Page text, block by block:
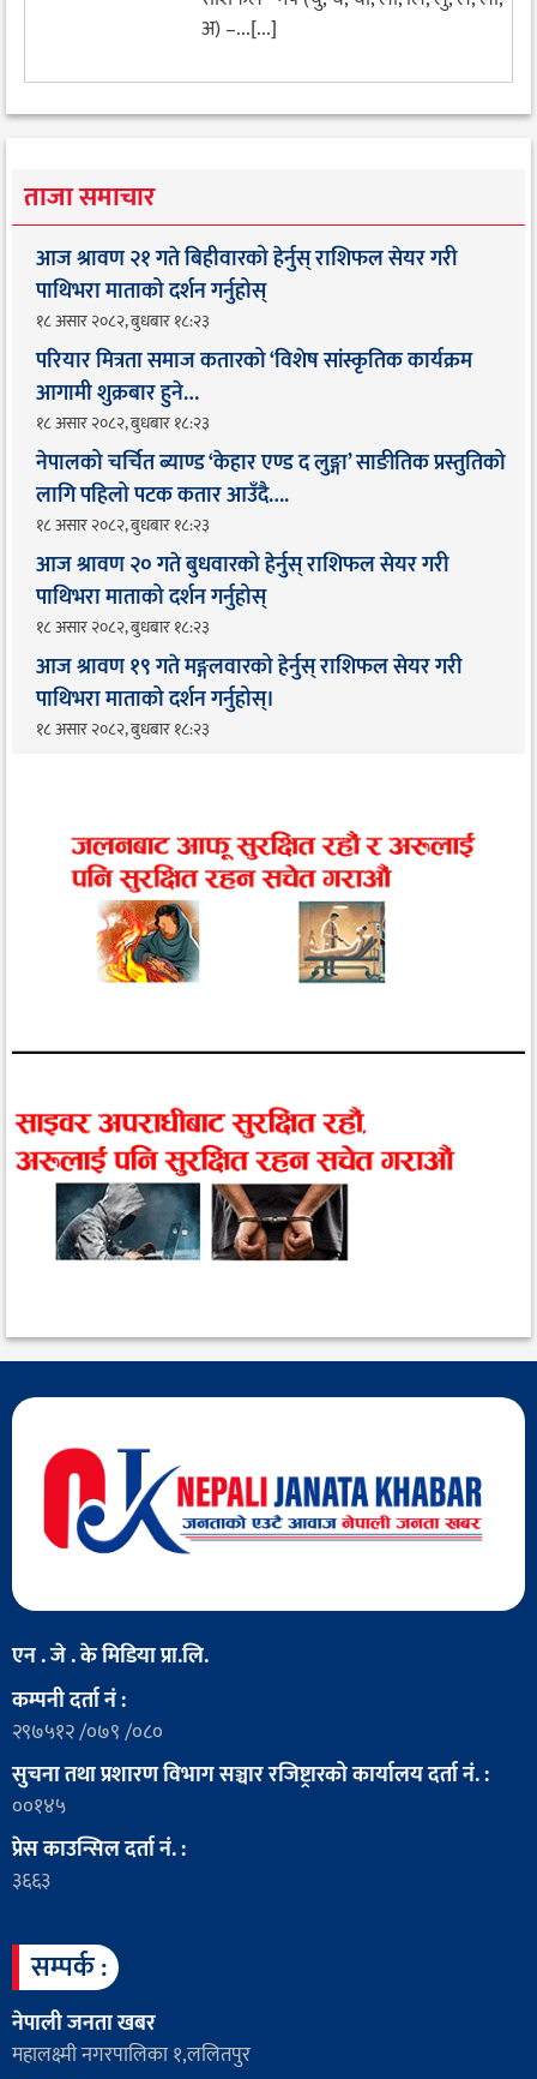
अ) –...[...]
ताजा समाचार
आज श्रावण २१ गते बिहीवारको हेर्नुस् राशिफल सेयर गरी
पाथिभरा माताको दर्शन गर्नुहोस्
१८ असार २०८२, बुधबार १८:२३
परियार मित्रता समाज कतारको ‘विशेष सांस्कृतिक कार्यक्रम
आगामी शुक्रबार हुने…
१८ असार २०८२, बुधबार १८:२३
नेपालको चर्चित ब्याण्ड ‘केहार एण्ड द लुङ्गा’ साङीतिक प्रस्तुतिको
लागि पहिलो पटक कतार आउँदै…. ​
१८ असार २०८२, बुधबार १८:२३
आज श्रावण २० गते बुधवारको हेर्नुस् राशिफल सेयर गरी
पाथिभरा माताको दर्शन गर्नुहोस्
१८ असार २०८२, बुधबार १८:२३
आज श्रावण १९ गते मङ्गलवारको हेर्नुस् राशिफल सेयर गरी
पाथिभरा माताको दर्शन गर्नुहोस्।
१८ असार २०८२, बुधबार १८:२३
एन . जे . के मिडिया प्रा.लि.
कम्पनी दर्ता नं :
२९७५१२ /०७९ /०८०
सुचना तथा प्रशारण विभाग सञ्चार रजिष्ट्रारको कार्यालय दर्ता नं. :
००१४५
प्रेस काउन्सिल दर्ता नं. :
३६६३
सम्पर्क :
नेपाली जनता खबर
महालक्ष्मी नगरपालिका १,ललितपुर